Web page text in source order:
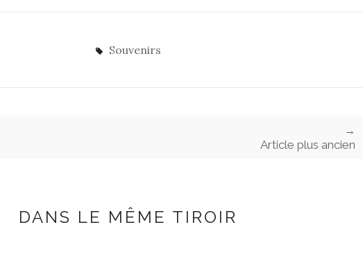
Souvenirs
→
Article plus ancien
DANS LE MÊME TIROIR